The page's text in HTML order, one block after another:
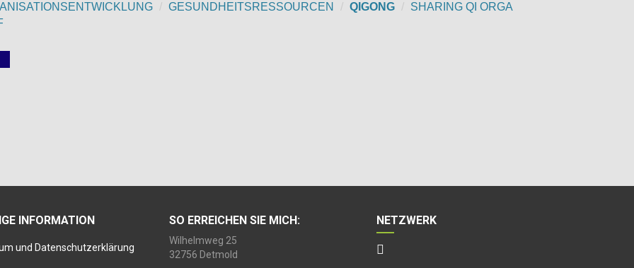
GESUNDHEITSRESSOURCEN QIGONG
SHARING QI ORGA
INFORMATION
und Datenschutzerklärung
SO ERREICHEN SIE MICH:
Wilhelmweg 25
32756 Detmold
NETZWERK